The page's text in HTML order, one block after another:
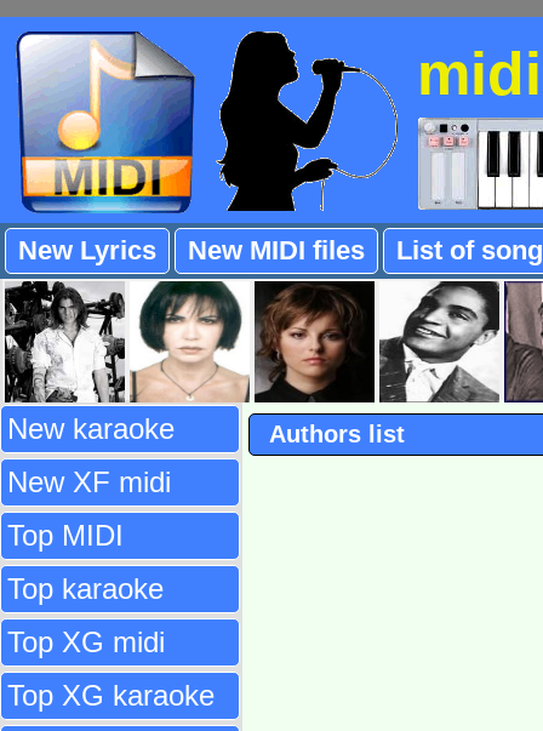
New Lyrics New MIDI files List of
New karaoke
New XF midi
Top MIDI
Top karaoke
Top XG midi
Top XG karaoke
Authors list